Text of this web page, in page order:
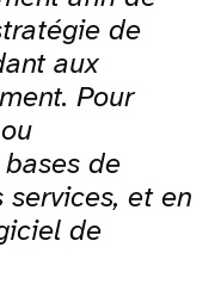
de
aux
Pour
de
et en
de